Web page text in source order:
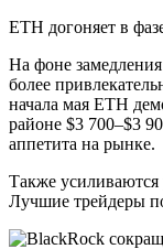
ETH догоняет в
На фоне
более
начала мая ETH
районе $3 700–$3
аппетита на рынке.
Также
Лучшие трейдеры